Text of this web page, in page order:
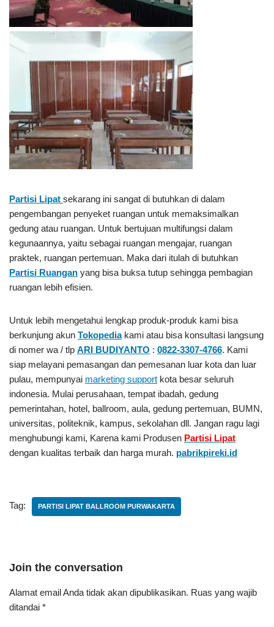
Partisi Lipat sekarang ini sangat di butuhkan di dalam
pengembangan penyeket ruangan untuk memaksimalkan
gedung atau ruangan. Untuk bertujuan multifungsi dalam
kegunaannya, yaitu sebagai ruangan mengajar, ruangan
praktek, ruangan pertemuan. Maka dari itulah di butuhkan
Partisi Ruangan yang bisa buksa tutup sehingga pembagian
ruangan lebih efisien.
Untuk lebih mengetahui lengkap produk-produk kami bisa
berkunjung akun Tokopediakami atau bisa konsultasi langsung
di nomer wa / tlp ARI BUDIYANTO : 0822-3307-4766. Kami
siap melayani pemasangan dan pemesanan luar kota dan luar
pulau, mempunyai marketing support kota besar seluruh
indonesia. Mulai perusahaan, tempat ibadah, gedung
pemerintahan, hotel, ballroom, aula, gedung pertemuan, BUMN,
universitas, politeknik, kampus, sekolahan dll. Jangan ragu lagi
menghubungi kami, Karena kami Produsen Partisi Lipat
dengan kualitas terbaik dan harga murah. pabrikpireki.id
Tag: PARTISI LIPAT BALLROOM PURWAKARTA
Join the conversation
Alamat email Anda tidak akan dipublikasikan. Ruas yang wajib
ditandai *